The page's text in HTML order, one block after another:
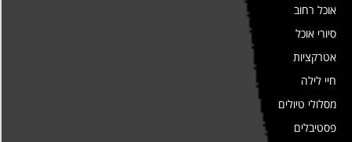
אוכל רחוב
סיורי אוכל
אטרקציות
חיי לילה
מסלולי טיולים
פסטיבלים